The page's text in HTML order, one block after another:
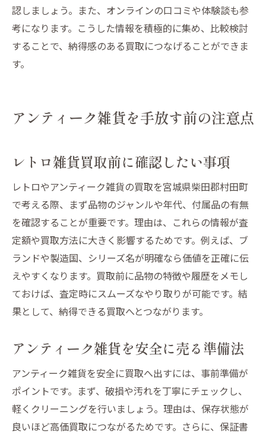
認しましょう。また、オンラインの口コミや体験談も参
考になります。こうした情報を積極的に集め、比較検討
することで、納得感のある買取につなげることができま
す。
アンティーク雑貨を手放す前の注意点
レトロ雑貨買取前に確認したい事項
レトロやアンティーク雑貨の買取を宮城県柴田郡村田町
で考える際、まず品物のジャンルや年代、付属品の有無
を確認することが重要です。理由は、これらの情報が査
定額や買取方法に大きく影響するためです。例えば、ブ
ランドや製造国、シリーズ名が明確なら価値を正確に伝
えやすくなります。買取前に品物の特徴や履歴をメモし
ておけば、査定時にスムーズなやり取りが可能です。結
果として、納得できる買取へとつながります。
アンティーク雑貨を安全に売る準備法
アンティーク雑貨を安全に買取へ出すには、事前準備が
ポイントです。まず、破損や汚れを丁寧にチェックし、
軽くクリーニングを行いましょう。理由は、保存状態が
良いほど高価買取につながるためです。さらに、保証書